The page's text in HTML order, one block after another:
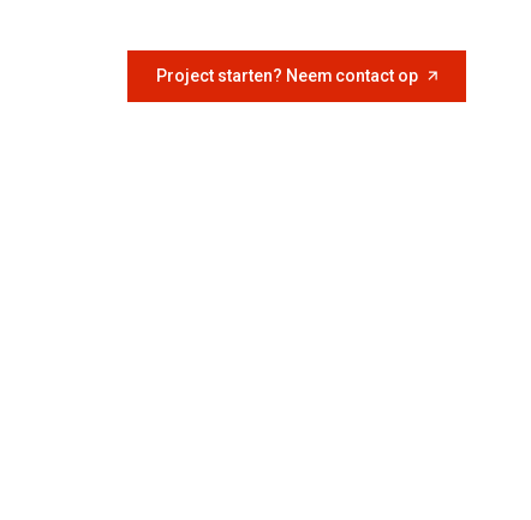
Project starten? Neem contact op